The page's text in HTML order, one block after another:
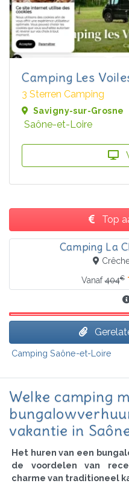
Camping Les
3 Sterren Camping
Savigny-sur-Grosne
Saône-et-Loire
Top
Camping La
Vanaf404€
Camping Saône-et-Loire
Welke camping
vakantie in
Het huren van een
de voordelen van
charme van traditioneel